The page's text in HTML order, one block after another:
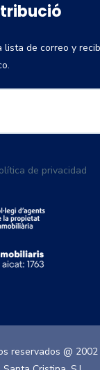
lista de correo y
de privacidad
reservados @ 2002